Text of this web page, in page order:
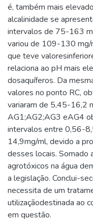
é, também mais
alcalinidade se
intervalos de 75-163
variou de 109-130 mg/
que teve
relaciona ao pH mais
dosaquíferos. Da
valores no ponto RC,
variaram de 5,45-16,2
AG1;AG2;AG3 eAG4
intervalos entre 0,56-
14,9mg/ml, devido a
desses locais. Somado
agrotóxicos na água
a legislação. Conclui-
necessita de um
utilizaçãodestinada ao
em questão.